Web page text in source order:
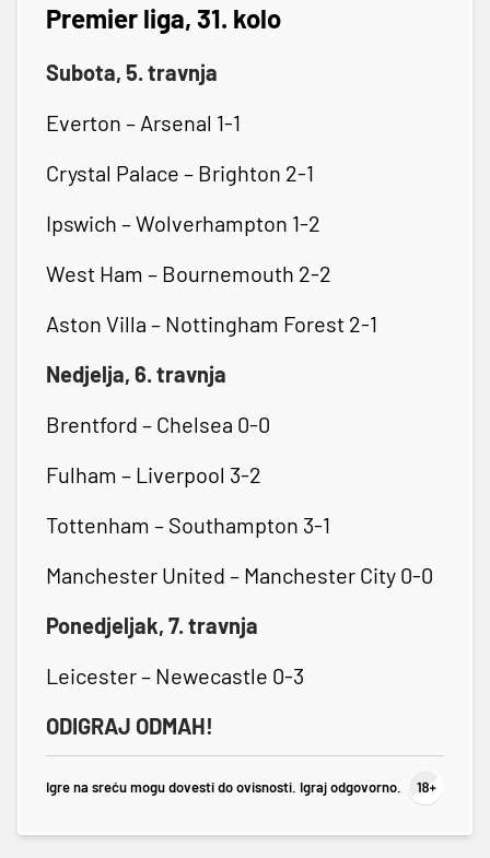
Premier liga, 31. kolo
Subota, 5. travnja
Everton – Arsenal 1-1
Crystal Palace – Brighton 2-1
Ipswich – Wolverhampton 1-2
West Ham – Bournemouth 2-2
Aston Villa – Nottingham Forest 2-1
Nedjelja, 6. travnja
Brentford – Chelsea 0-0
Fulham – Liverpool 3-2
Tottenham – Southampton 3-1
Manchester United – Manchester City 0-0
Ponedjeljak, 7. travnja
Leicester – Newecastle 0-3
ODIGRAJ ODMAH!
Igre na sreću mogu dovesti do ovisnosti. Igraj odgovorno.